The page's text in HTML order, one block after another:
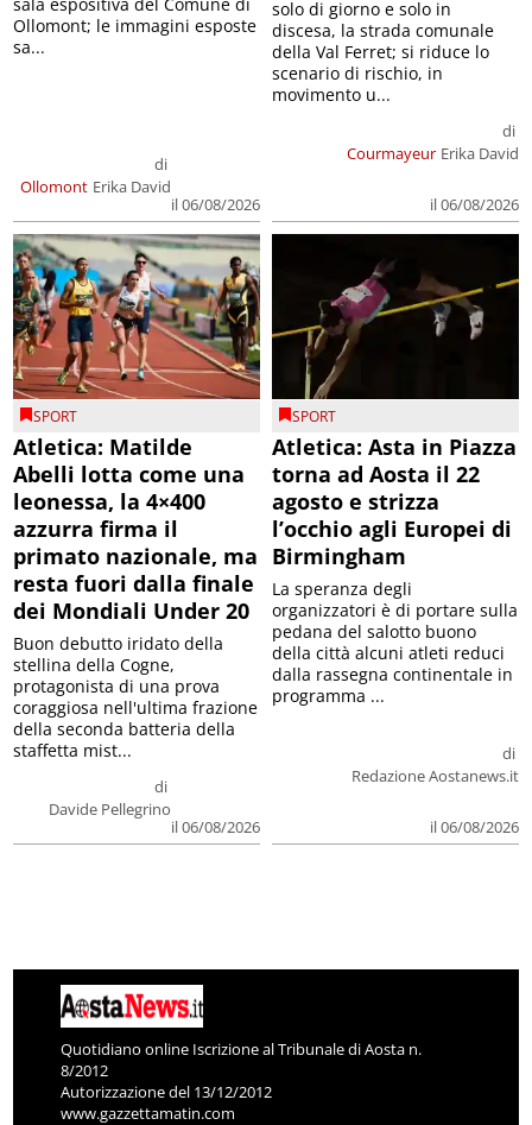
Ollomont
di
Erika David
il 06/08/2026
Ollomont; le immagini esposte
sa...
Courmayeur
di
Erika David
il 06/08/2026
solo di giorno e solo in
discesa, la strada comunale
della Val Ferret; si riduce lo
scenario di rischio, in
movimento u...
SPORT
Atletica: Matilde
Abelli lotta come una
leonessa, la 4×400
azzurra firma il
primato nazionale, ma
resta fuori dalla finale
dei Mondiali Under 20
di
Davide Pellegrino
il 06/08/2026
Buon debutto iridato della
stellina della Cogne,
protagonista di una prova
coraggiosa nell'ultima frazione
della seconda batteria della
staffetta mist...
SPORT
Atletica: Asta in Piazza
torna ad Aosta il 22
agosto e strizza
l’occhio agli Europei di
Birmingham
di
Redazione Aostanews.it
il 06/08/2026
La speranza degli
organizzatori è di portare sulla
pedana del salotto buono
della città alcuni atleti reduci
dalla rassegna continentale in
programma ...
Quotidiano online Iscrizione al Tribunale di Aosta n.
8/2012
Autorizzazione del 13/12/2012
www.gazzettamatin.com